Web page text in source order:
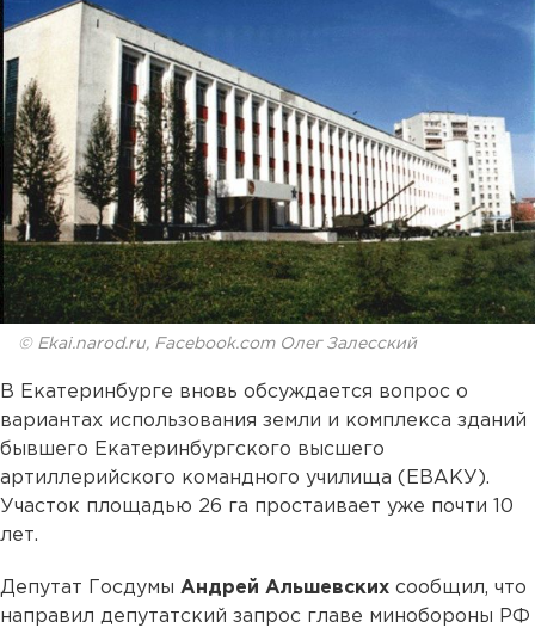
© Ekai.narod.ru, Facebook.com Олег Залесский
В Екатеринбурге вновь обсуждается вопрос о
вариантах использования земли и комплекса зданий
бывшего Екатеринбургского высшего
артиллерийского командного училища (ЕВАКУ).
Участок площадью 26 га простаивает уже почти 10
лет.
Депутат Госдумы Андрей Альшевских сообщил, что
направил депутатский запрос главе минобороны РФ